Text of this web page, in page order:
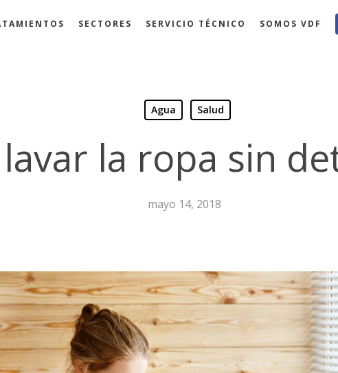
SECTORES SERVICIO TÉCNICO SOMOS VDF
Agua Salud
la ropa sin
mayo 14, 2018